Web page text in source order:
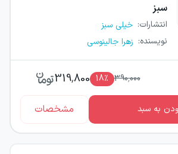
سبز
انتشارات: خیلی سبز
نویسنده: زهرا جالینوسی
390,000
18٪ 319,800
به سبد مشخصات